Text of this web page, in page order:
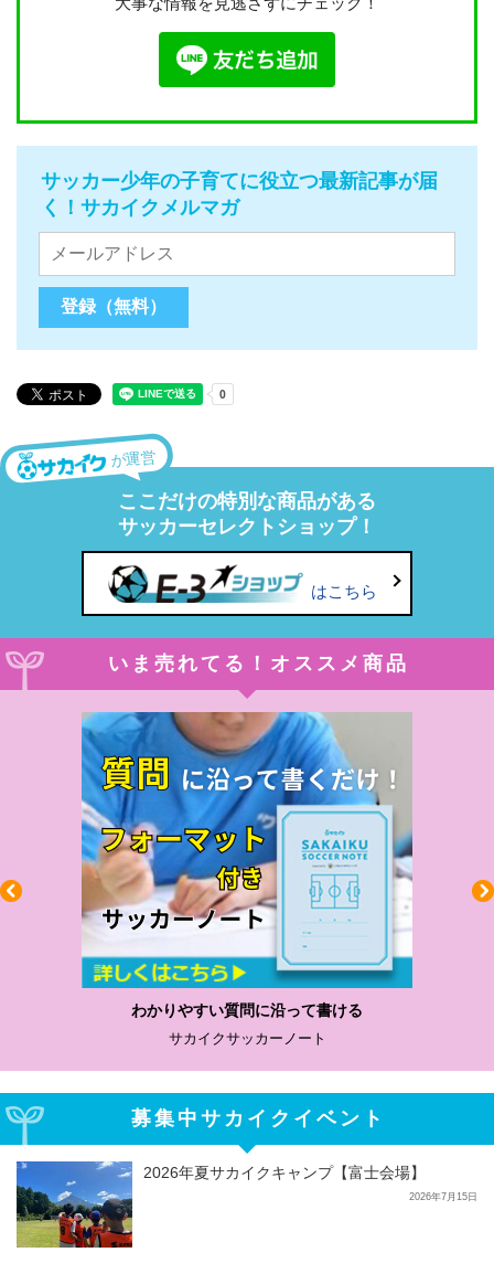
サッカー少年の子育てに役立つ最新記事が届
く！サカイクメルマガ
が運営
ここだけの特別な商品がある
サッカーセレクトショップ！
はこちら
いま売れてる！オススメ商品
わかりやすい質問に沿って書ける
サカイクサッカーノート
募集中サカイクイベント
2026年夏サカイクキャンプ【富士会場】
2026年7月15日